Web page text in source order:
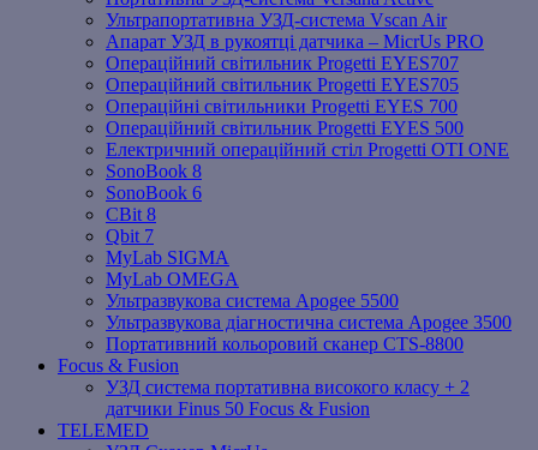
Ультрапортативна УЗД-система Vscan Air
Апарат УЗД в рукоятці датчика – MicrUs PRO
Операційний світильник Progetti EYES707
Операційний світильник Progetti EYES705
Операційні світильники Progetti EYES 700
Операційний світильник Progetti EYES 500
Електричний операційний стіл Progetti OTI ONE
SonoBook 8
SonoBook 6
СBit 8
Qbit 7
MyLab SIGMA
MyLab OMEGA
Ультразвукова система Apogee 5500
Ультразвукова діагностична система Apogee 3500
Портативний кольоровий сканер CTS-8800
Focus & Fusion
УЗД система портативна високого класу + 2
датчики Finus 50 Focus & Fusion
TELEMED